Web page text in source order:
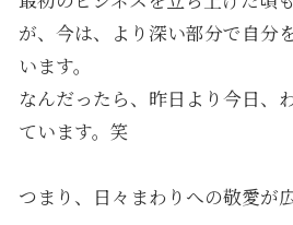
が、今は、より深い部分で自分
います。
なんだったら、昨日より今日、
ています。笑
つまり、日々まわりへの敬愛が